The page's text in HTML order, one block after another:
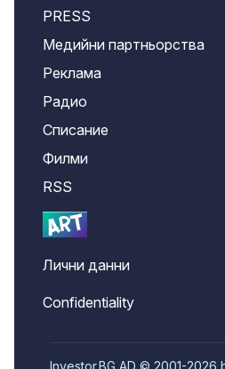
PRESS
Медийни партньорства
Реклама
Радио
Списание
Филми
RSS
Лични данни
Confidentiality